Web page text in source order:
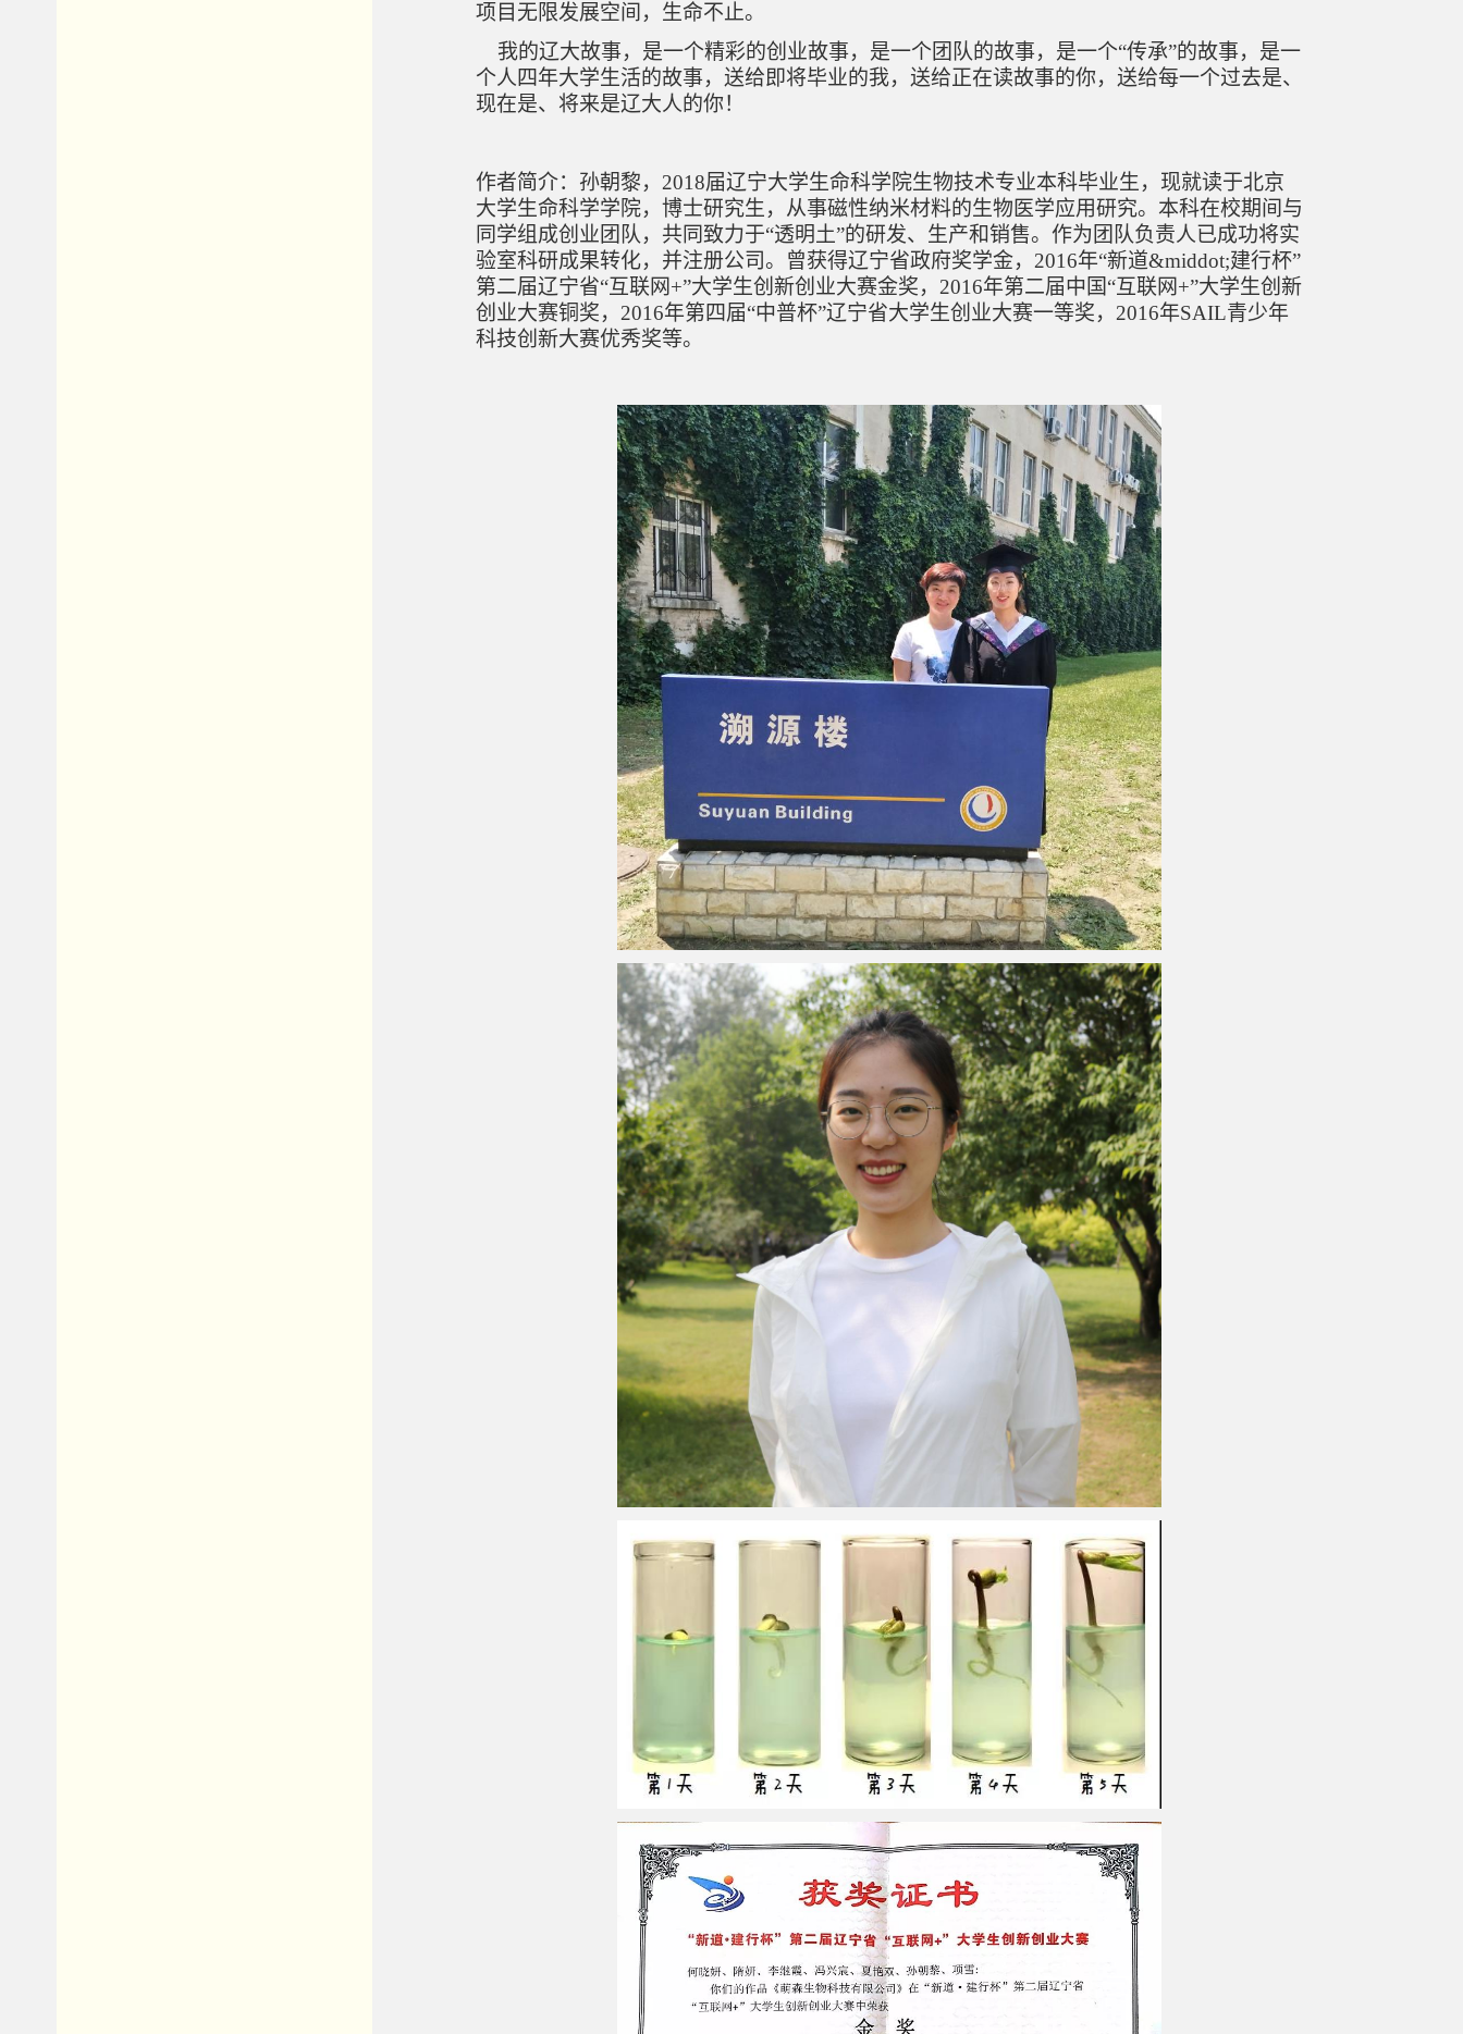
项目无限发展空间，生命不止。
我的辽大故事，是一个精彩的创业故事，是一个团队的故事，是一个“传承”的故事，是一
个人四年大学生活的故事，送给即将毕业的我，送给正在读故事的你，送给每一个过去是、
现在是、将来是辽大人的你！
作者简介：孙朝黎， 2018届辽宁大学生命科学院生物技术专业本科毕业生，现就读于北京
大学生命科学学院， 博士研究生， 从事磁性纳米材料的生物医学应用研究。 本科在校期间与
同学组成创业团队，共同致力于“透明土”的研发、生产和销售。作为团队负责人已成功将实
验室科研成果转化，并注册公司。 曾获得辽宁省政府奖学金，2016年“新道&middot;建行杯”
第二届辽宁省“互联网+”大学生创新创业大赛金奖，2016年第二届中国“互联网+”大学生创新
创业大赛铜奖，2016年第四届“中普杯”辽宁省大学生创业大赛一等奖，2016年SAIL青少年
科技创新大赛优秀奖等。